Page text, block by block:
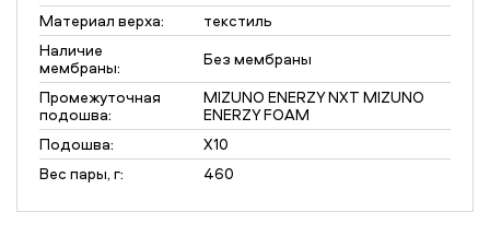
Материал верха:
текстиль
Наличие
мембраны:
Без мембраны
Промежуточная
подошва:
MIZUNO ENERZY NXT MIZUNO
ENERZY FOAM
Подошва:
X10
Вес пары, г:
460